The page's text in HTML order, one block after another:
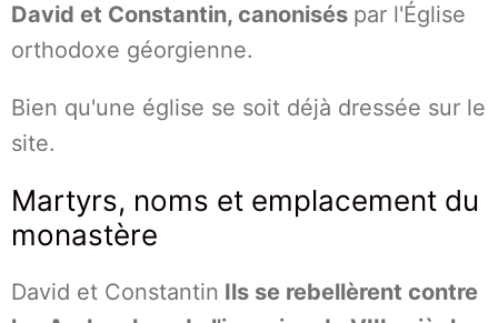
David et Constantin, canonisés par l'Église
orthodoxe géorgienne.
Bien qu'une église se soit déjà dressée sur le
site.
Martyrs, noms et emplacement du
monastère
David et Constantin Ils se rebellèrent contre